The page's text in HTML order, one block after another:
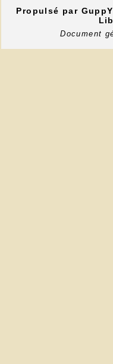
Propulsé par
Document